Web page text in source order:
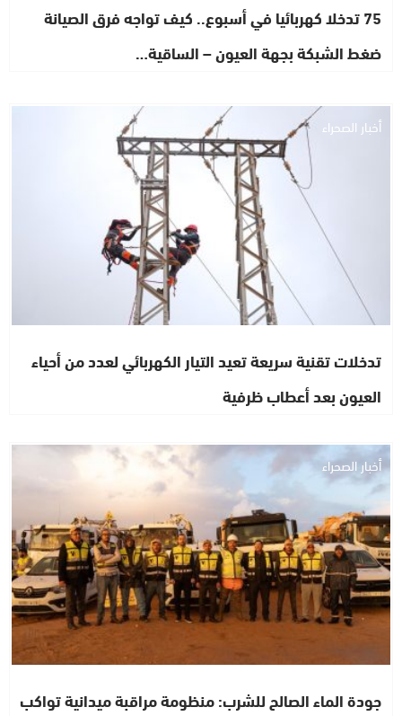
75 تدخلا كهربائيا في أسبوع.. كيف تواجه فرق الصيانة
ضغط الشبكة بجهة العيون – الساقية…
أخبار الصحراء
تدخلات تقنية سريعة تعيد التيار الكهربائي لعدد من أحياء
العيون بعد أعطاب ظرفية
أخبار الصحراء
جودة الماء الصالح للشرب: منظومة مراقبة ميدانية تواكب